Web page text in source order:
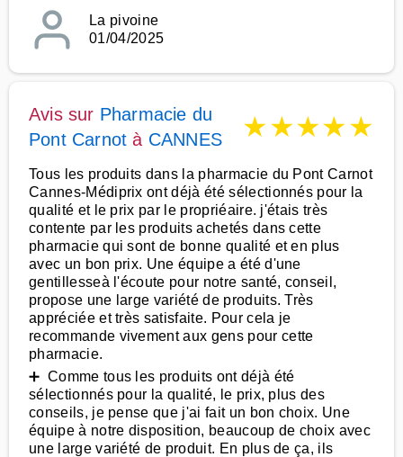
La pivoine
01/04/2025
Avis sur Pharmacie du
Pont Carnot à CANNES ★★★★★
Tous les produits dans la pharmacie du Pont Carnot
Cannes-Médiprix ont déjà été sélectionnés pour la
qualité et le prix par le propriéaire. j'étais très
contente par les produits achetés dans cette
pharmacie qui sont de bonne qualité et en plus
avec un bon prix. Une équipe a été d'une
gentillesseà l'écoute pour notre santé, conseil,
propose une large variété de produits. Très
appréciée et très satisfaite. Pour cela je
recommande vivement aux gens pour cette
pharmacie.
➕ Comme tous les produits ont déjà été
sélectionnés pour la qualité, le prix, plus des
conseils, je pense que j'ai fait un bon choix. Une
équipe à notre disposition, beaucoup de choix avec
une large variété de produit. En plus de ça, ils